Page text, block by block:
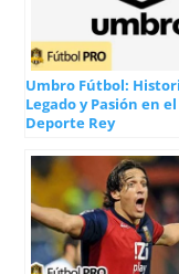
Umbro Fútbol:
Legado y Pasión en el
Deporte Rey